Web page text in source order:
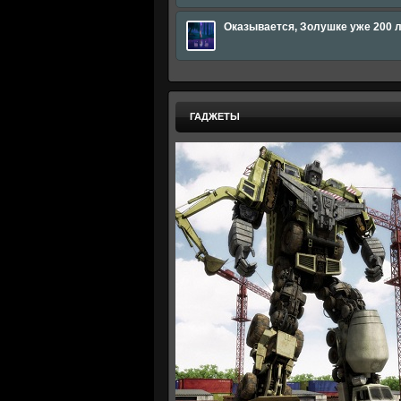
Оказывается, Золушке уже 200
ГАДЖЕТЫ